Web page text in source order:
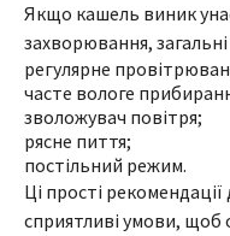
Якщо кашель виник
захворювання,
регулярне
часте вологе
зволожувач повітря;
рясне пиття;
постільний режим.
Ці прості
сприятливі умови, щоб